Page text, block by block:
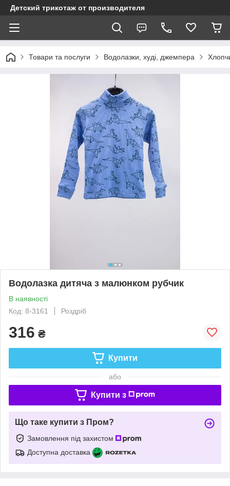
Детский трикотаж от производителя
Товари та послуги Водолазки, худі, джемпера
Водолазка дитяча з малюнком рубчик
В наявності
Код: 8-3161
Роздріб
316 ₴
Купити
або
Купити з
Що таке купити з Пром?
Замовлення під захистом
Доступна доставка